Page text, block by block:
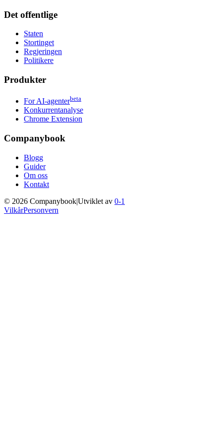
Det offentlige
Staten
Stortinget
Regjeringen
Politikere
Produkter
For AI-agenterbeta
Konkurrentanalyse
Chrome Extension
Companybook
Blogg
Guider
Om oss
Kontakt
© 2026 Companybook|Utviklet av 0-1
VilkårPersonvern